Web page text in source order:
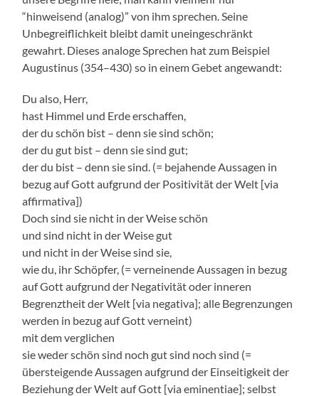
“hinweisend (analog)” von ihm sprechen. Seine
Unbegreiflichkeit bleibt damit uneingeschränkt
gewahrt. Dieses analoge Sprechen hat zum Beispiel
Augustinus (354–430) so in einem Gebet angewandt:
Du also, Herr,
hast Himmel und Erde erschaffen,
der du schön bist – denn sie sind schön;
der du gut bist – denn sie sind gut;
der du bist – denn sie sind. (= bejahende Aussagen in
bezug auf Gott aufgrund der Positivität der Welt [via
affirmativa])
Doch sind sie nicht in der Weise schön
und sind nicht in der Weise gut
und nicht in der Weise sind sie,
wie du, ihr Schöpfer, (= verneinende Aussagen in bezug
auf Gott aufgrund der Negativität oder inneren
Begrenztheit der Welt [via negativa]; alle Begrenzungen
werden in bezug auf Gott verneint)
mit dem verglichen
sie weder schön sind noch gut sind noch sind (=
übersteigende Aussagen aufgrund der Einseitigkeit der
Beziehung der Welt auf Gott [via eminentiae]; selbst